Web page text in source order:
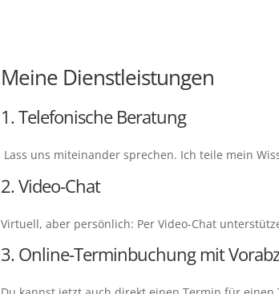
Meine Dienstleistungen
1. Telefonische Beratung
Lass uns miteinander sprechen. Ich teile mein
2. Video-Chat
Virtuell, aber persönlich: Per Video-Chat
3. Online-Terminbuchung mit